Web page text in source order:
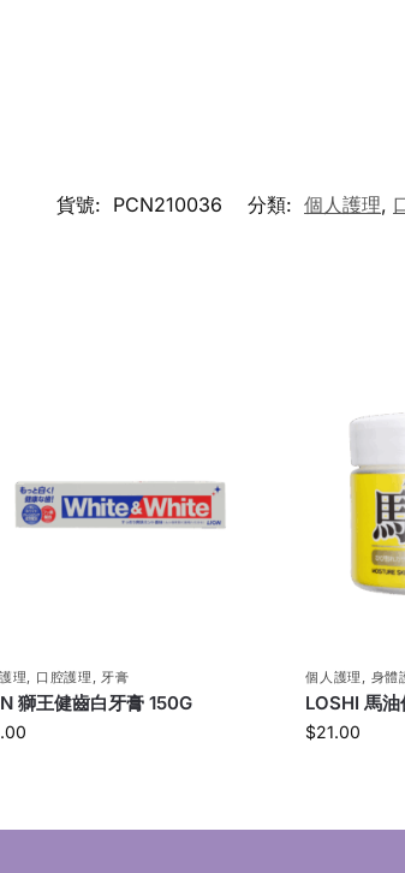
貨號: PCN210036 分類: 個人護理,
理, 口腔護理 , 牙膏
獅王健齒白牙膏 150G
個人護理 , 身體
LOSHI 馬
$21.00